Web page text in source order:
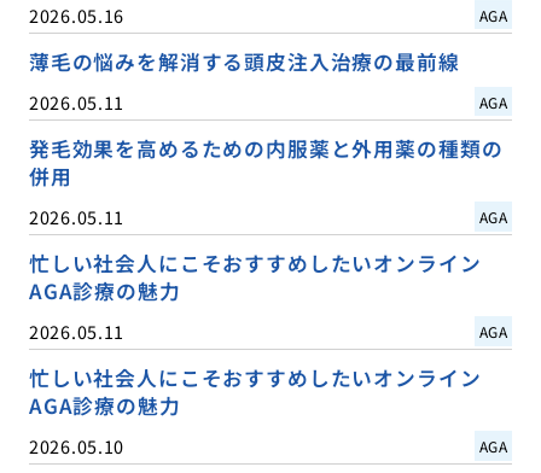
2026.05.16 AGA
薄毛の悩みを解消する頭皮注入治療の最前線
2026.05.11 AGA
発毛効果を高めるための内服薬と外用薬の種類の
併用
2026.05.11 AGA
忙しい社会人にこそおすすめしたいオンライン
AGA診療の魅力
2026.05.11 AGA
忙しい社会人にこそおすすめしたいオンライン
AGA診療の魅力
2026.05.10 AGA